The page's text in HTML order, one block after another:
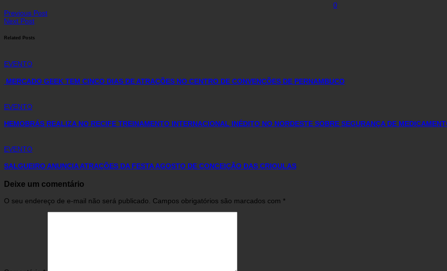
0
Previous Post
Next Post
Related Posts
EVENTO
MERCADO GEEK TEM CINCO DIAS DE ATRAÇÕES NO CENTRO DE CONVENÇÕES DE PERNAMBUCO
EVENTO
HEMOBRÁS REALIZA NO RECIFE TREINAMENTO INTERNACIONAL INÉDITO NO NORDESTE SOBRE SEGURANÇA DE
EVENTO
SALGUEIRO ANUNCIA ATRAÇÕES DA FESTA AGOSTO DE CONCEIÇÃO DAS CRIOULAS
Deixe um comentário
O seu endereço de e-mail não será publicado. Campos obrigatórios são marcados com *